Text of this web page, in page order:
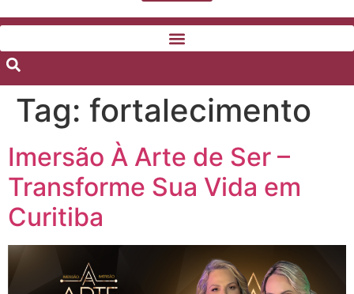
Tag: fortalecimento
Imersão À Arte de Ser –
Transforme Sua Vida em
Curitiba